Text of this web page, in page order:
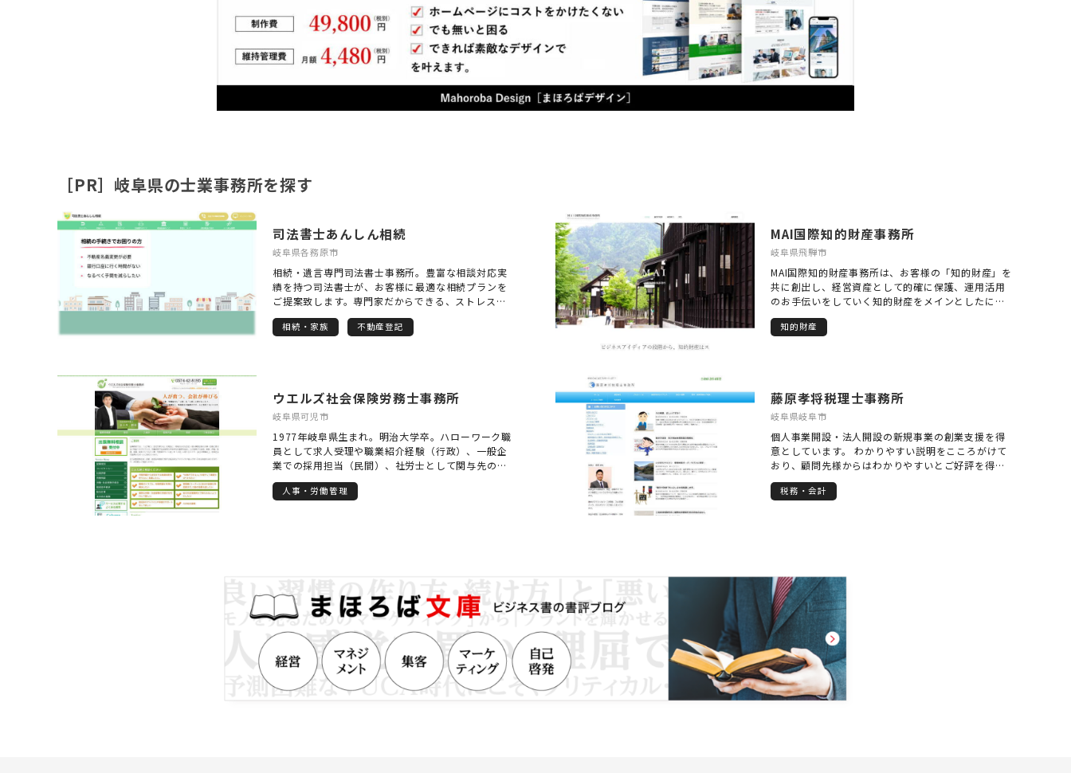
［PR］岐阜県の士業事務所を探す
司法書士あんしん相続
岐阜県各務原市
相続・遺言専門司法書士事務所。豊富な相談対応実
績を持つ司法書士が、お客様に最適な相続プランを
ご提案致します。専門家だからできる、ストレスフ
リーの手続きを。 ◎24時間ネット予約受付中！ ◎無
料相談・見積は平日21時まで対応 ◎zoom等アプリ
空き家対策支援、遺言原案作成、遺言執行、相続放
棄サポート、その他商業登記など…
相続・家族 不動産登記
MAI国際知的財産事務所
岐阜県飛騨市
MAI国際知的財産事務所は、お客様の「知的財産」を
共に創出し、経営資産として的確に保護、運用活用
のお手伝いをしていく知的財産をメインとしたに関
連 するコンサルティング型知財ファームです。 「知
財」といえば「特許出願」「権利化」する段階にフ
などの無形資産は人間の知的活動に端を発していま
す。 であるならば、経営の中で生まれるアイディア
段階から知財活用、知財戦略は考えるべきでしょ
う。 権利化と利益、法律とビジネスがクロスする知
財をきっかけに、「市場のニーズ」「自社の強みを
活かした必要な権利は何か」「どういうビジネスが
やりたいのか」「自分たちの強い土俵で闘えるの
か」などを戦略的に考えることができるのです。 こ
査・手続き業務だけではなく、様々な専門家や機関
と連携して、ビジネスアイディアの創出やプランニ
ング、起業に必要な手続き、販路の紹介などのサー
ビスも提供しています。 知財に掛けられる労力と費
用は、当然ながらどんなクライアントも有限です。
単に権利化できるかできないか、ということだけで
はなく、ビジネスプランを相談できる身近なブレー
ン、皆様方のマイ（MAI）知財部として何でもお気軽
にご相談ください。 MAI国際知的財産事務所 所長弁
理士 池田 抄太郎
知的財産
ウエルズ社会保険労務士事務所
岐阜県可児市
1977年岐阜県生まれ。明治大学卒。ハローワーク職
員として求人受理や職業紹介経験（行政）、一般企
業での採用担当（民間）、社労士として関与先の採
用支援経験（専門家）を生かした、求人票作成支援
をはじめとするハローワークの徹底活用について定
業の社労士向けにも講演・セミナー・研修を開催し
て好評を得ている。顧問社労士を抱える企業からの
求人票作成にかかるスポット業務も多数依頼を受
け、自身で開発した、他社と圧倒的な微差を作り出
す「いかがわ式求人票929シート」や欲しい人材を引
き寄せる「いかがわ式ヒアリングシート」は、経営
者だけでなく、求人票作成の実務に関わる社労士や
人事担当者から、「今までずっと求人票を書いてき
人事・労働管理
藤原孝将税理士事務所
岐阜県岐阜市
個人事業開設・法人開設の新規事業の創業支援を得
意としています。 わかりやすい説明をこころがけて
おり、顧問先様からはわかりやすいとご好評を得て
おります。 打合せ等の貴社の担当を税理士が直接行
うことで、責任をもったサポート体制をいたしてお
税務・会計